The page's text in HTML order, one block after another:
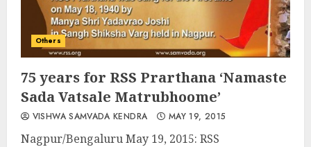
Others
75 years for RSS Prarthana ‘Namaste
Sada Vatsale Matrubhoome’
VISHWA SAMVADA KENDRA MAY 19, 2015
Nagpur/Bengaluru May 19, 2015: RSS